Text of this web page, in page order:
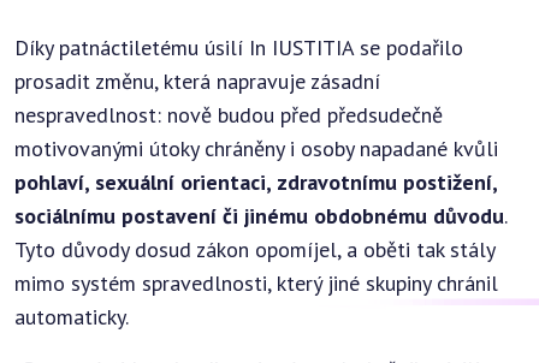
Díky patnáctiletému úsilí In IUSTITIA se podařilo
prosadit změnu, která napravuje zásadní
nespravedlnost: nově budou před předsudečně
motivovanými útoky chráněny i osoby napadané kvůli
pohlaví, sexuální orientaci, zdravotnímu postižení,
sociálnímu postavení či jinému obdobnému důvodu.
Tyto důvody dosud zákon opomíjel, a oběti tak stály
mimo systém spravedlnosti, který jiné skupiny chránil
automaticky.